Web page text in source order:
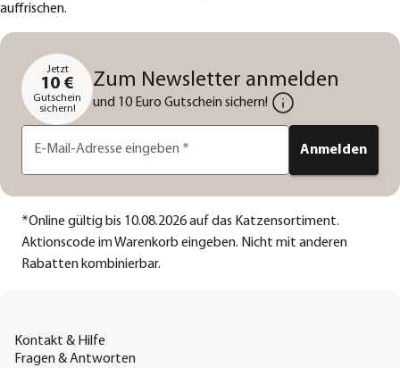
auffrischen.
Jetzt
10 €
Gutschein
sichern!
Zum Newsletter anmelden
und 10 Euro Gutschein sichern!
E-Mail-Adresse eingeben * Anmelden
*Online gültig bis 10.08.2026 auf das Katzensortiment.
Aktionscode im Warenkorb eingeben. Nicht mit anderen
Rabatten kombinierbar.
Kontakt & Hilfe
Fragen & Antworten